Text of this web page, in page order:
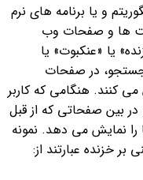
و یا برنامه های نرم
ها و صفحات وب
یا «عنکبوت» یا
جستجو، در صفحات
کنند. هنگامی که کاربر
بین صفحاتی که از قبل
را نمایش می دهد. نمونه
خزنده عبارتند از: